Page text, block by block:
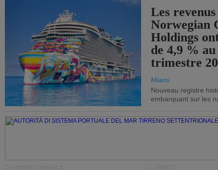
Les
Norwegian
Holdings
de 4,9 %
trimestre
Miami
Nouveau registre
embarquant sur les